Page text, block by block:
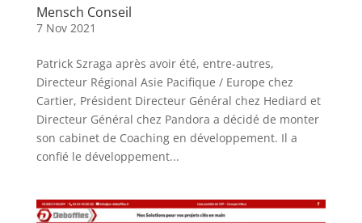
Mensch Conseil
7 Nov 2021
Patrick Szraga après avoir été, entre-autres,
Directeur Régional Asie Pacifique / Europe chez
Cartier, Président Directeur Général chez Hediard et
Directeur Général chez Pandora a décidé de monter
son cabinet de Coaching en développement. Il a
confié le développement...